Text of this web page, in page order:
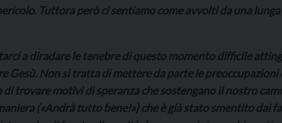
Tuttora però ci sentiamo come avvolti da una
a diradare le tenebre di questo momento difficile
Gesù. Non si tratta di mettere da parte le preoccupazioni
di trovare motivi di speranza che sostengano il nostro
(«Andrà tutto bene!») che è già stato smentito dai